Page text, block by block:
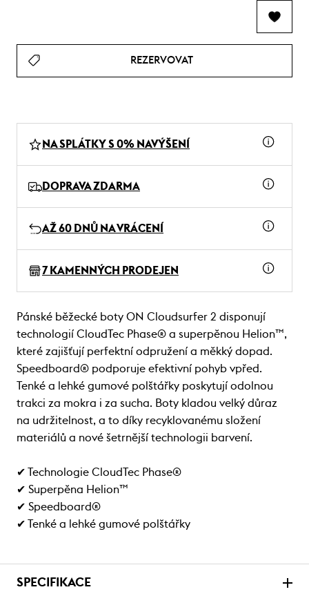
REZERVOVAT
NA SPLÁTKY S 0% NAVÝŠENÍ
DOPRAVA ZDARMA
AŽ 60 DNŮ NA VRÁCENÍ
7 KAMENNÝCH PRODEJEN
Pánské běžecké boty ON Cloudsurfer 2 disponují
technologií CloudTec Phase® a superpěnou Helion™,
které zajišťují perfektní odpružení a měkký dopad.
Speedboard® podporuje efektivní pohyb vpřed.
Tenké a lehké gumové polštářky poskytují odolnou
trakci za mokra i za sucha. Boty kladou velký důraz
na udržitelnost, a to díky recyklovanému složení
materiálů a nové šetrnější technologii barvení.
✔ Technologie CloudTec Phase®
✔ Superpěna Helion™
✔ Speedboard®
✔ Tenké a lehké gumové polštářky
SPECIFIKACE